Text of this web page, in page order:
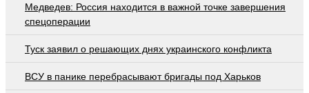
Медведев: Россия находится в важной точке завершения
спецоперации
Туск заявил о решающих днях украинского конфликта
ВСУ в панике перебрасывают бригады под Харьков